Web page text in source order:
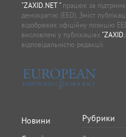
"ZAXID.NET "працює за
демократію (EED). Зміст
відображає офіційну позицію
висловлені у публікаціях
відповідальністю редакції.
Новини
Рубрики